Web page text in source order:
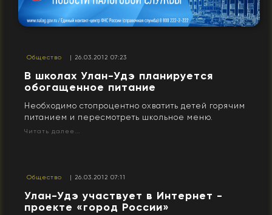
Общество | 26.03.2012 07:23
В школах Улан-Удэ планируется
обогащенное питание
Необходимо стопроцентно охватить детей горячим
питанием и пересмотреть школьное меню.
Читать далее...
Общество | 26.03.2012 07:11
Улан-Удэ участвует в Интернет -
проекте «город России»